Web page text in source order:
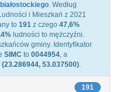
. Według
i Mieszkań z 2021
to 191 z czego 47,6%
ludności to mężczyźni.
gminy. Identyfikator
SIMC to 0044954, a
(23.286944, 53.037500).
191